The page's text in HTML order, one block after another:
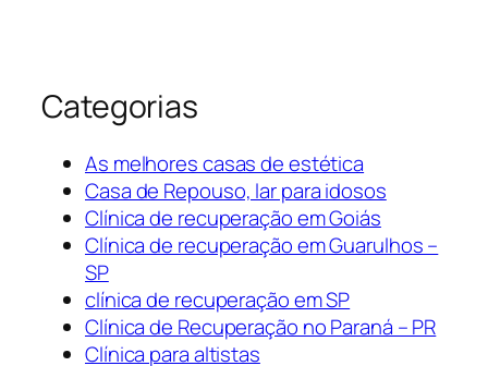
Categorias
As melhores casas de estética
Casa de Repouso, lar para idosos
Clínica de recuperação em Goiás
Clínica de recuperação em Guarulhos –
SP
clínica de recuperação em SP
Clínica de Recuperação no Paraná – PR
Clínica para altistas